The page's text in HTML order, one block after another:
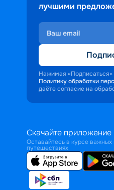
лучшими
Нажимая
Политику обработки
даёте согласие на
Скачайте приложение
Оставайтесь в курсе
путешествиях